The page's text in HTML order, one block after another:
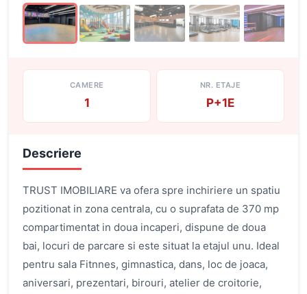
CAMERE
1
NR. ETAJE
P+1E
Descriere
TRUST IMOBILIARE va ofera spre inchiriere un spatiu
pozitionat in zona centrala, cu o suprafata de 370 mp
compartimentat in doua incaperi, dispune de doua
bai, locuri de parcare si este situat la etajul unu. Ideal
pentru sala Fitnnes, gimnastica, dans, loc de joaca,
aniversari, prezentari, birouri, atelier de croitorie,